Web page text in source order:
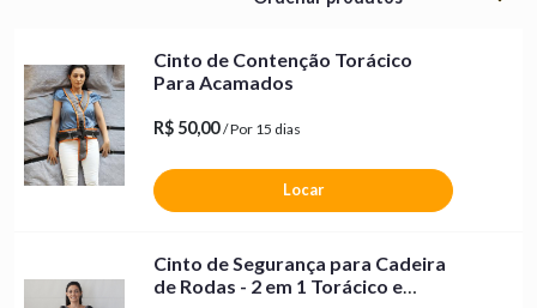
Cinto de Contenção Torácico
Para Acamados
R$ 50,00/ Por 15 dias
Locar
Cinto de Segurança para Cadeira
de Rodas - 2 em 1 Torácico e